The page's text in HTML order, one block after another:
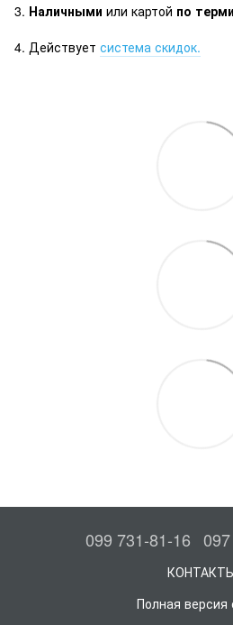
3. Наличными или картой по
4. Действует система скидок.
099 731-81-16
Полная версия